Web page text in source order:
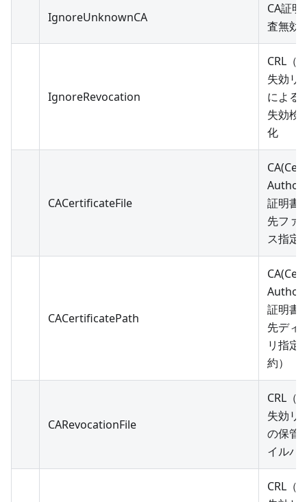
IgnoreUnknownCA
CA証
査無効
IgnoreRevocation
CRL（
失効リ
による
失効検
化
CACertificateFile
証明書
先ファ
ス指定
CACertificatePath
証明書
先ディ
リ指定
約）
CARevocationFile
CRL（
失効リ
の保管
イルパ
CRL（